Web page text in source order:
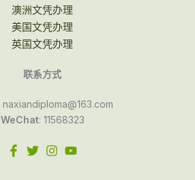
澳洲文凭办理
美国文凭办理
英国文凭办理
联系方式
naxiandiploma@163.com
WeChat: 11568323